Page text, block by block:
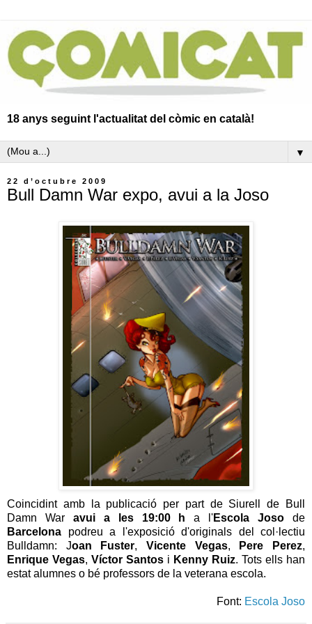
18 anys seguint l'actualitat del còmic en català!
▼
22 d’octubre 2009
Bull Damn War expo, avui a la Joso
Coincidint amb la publicació per part de Siurell de Bull
Damn War avui a les 19:00 ha l'Escola Joso de
Barcelona podreu a l'exposició d'originals del col·lectiu
Bulldamn: Joan Fuster,Vicente Vegas, Pere Perez,
Enrique Vegas, Víctor Santos i Kenny Ruiz. Tots ells han
estat alumnes o bé professors de la veterana escola.
Font: Escola Joso